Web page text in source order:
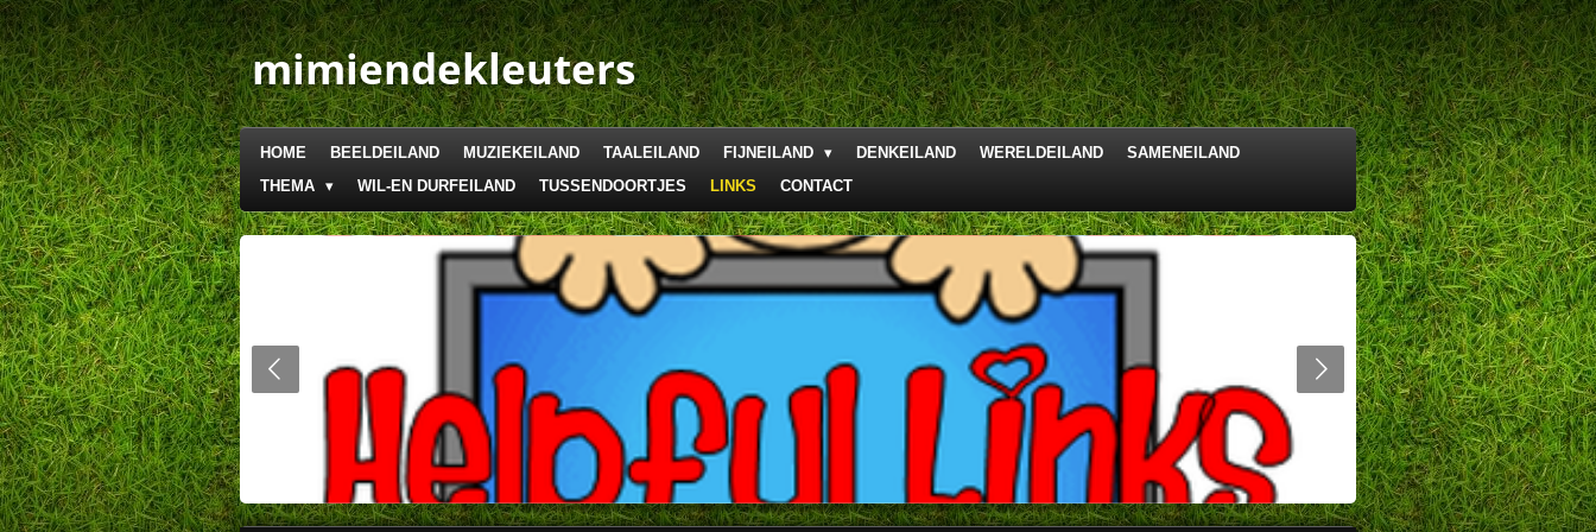
Ga
direct
naar
de
hoofdinhoud
mimiendekleuters
HOME BEELDEILAND MUZIEKEILAND TAALEILAND FIJNEILAND DENKEILAND WERELDEILAND
SAMENEILAND
THEMA
WIL-EN DURFEILAND TUSSENDOORTJES LINKS CONTACT